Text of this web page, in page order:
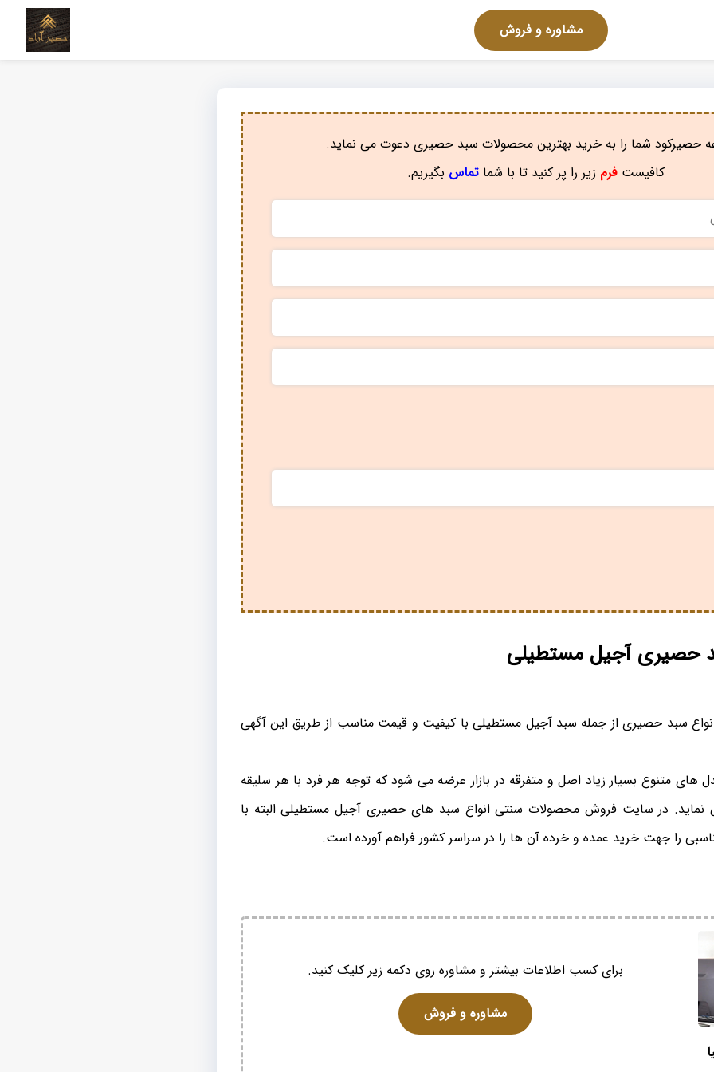
مشاوره و فروش
حصیرکود شما را به خرید بهترین محصولات سبد حصیری دعوت می نماید.
کافیستفرم زیر را پر کنید تا با شماتماس بگیریم.
حصیری آجیل مستطیلی
سبد حصیری از جمله سبد آجیل مستطیلی با کیفیت و قیمت مناسب از طریق این آگهی
متنوع بسیار زیاد اصل و متفرقه در بازار عرضه می شود که توجه هر فرد با هر سلیقه
در سایت فروش محصولات سنتی انواع سبد های حصیری آجیل مستطیلی البته با
را جهت خرید عمده و خرده آن ها را در سراسر کشور فراهم آورده است.
برای کسب اطلاعات بیشتر و مشاوره روی دکمه زیر کلیک کنید.
مشاوره و فروش